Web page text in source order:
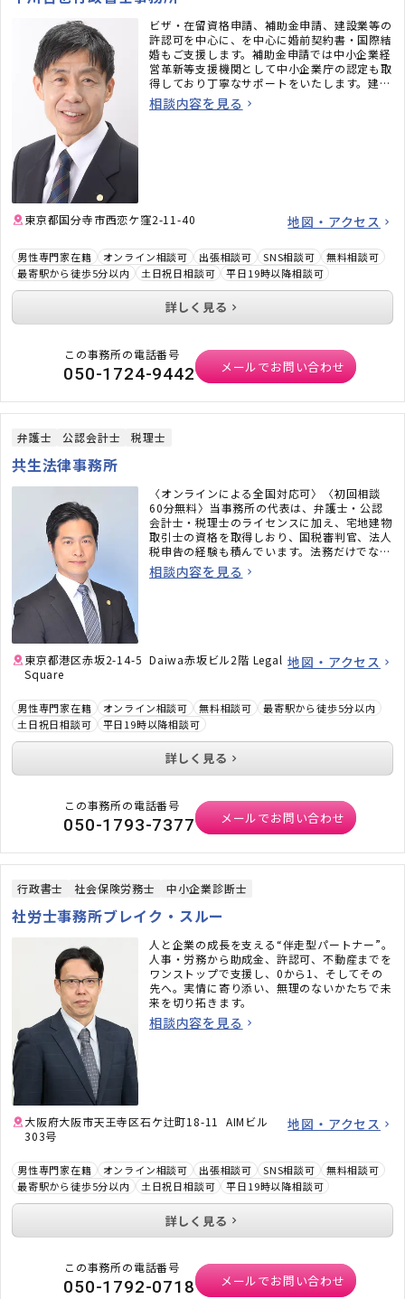
ビザ・在留資格申請、補助金申請、建設業等の
許認可を中心に、を中心に婚前契約書・国際結
婚もご支援します。補助金申請では中小企業経
営革新等支援機関として中小企業庁の認定も取
得しており丁寧なサポートをいたします。建設
業・産廃運送業等の許認可申請支援も扱ってお
ります。
相談内容を見る
東京都国分寺市西恋ケ窪2-11-40 地図・アクセス
男性専門家在籍 オンライン相談可 出張相談可 SNS相談可
無料相談可
最寄駅から徒歩5分以内
土日祝日相談可 平日19時以降相談可
詳しく見る
この事務所の電話番号
050-1724-9442 メールでお問い合わせ
弁護士 公認会計士 税理士
共生法律事務所
〈オンラインによる全国対応可〉〈初回相談
60分無料〉当事務所の代表は、弁護士・公認
会計士・税理士のライセンスに加え、宅地建物
取引士の資格を取得しおり、国税審判官、法人
税申告の経験も積んでいます。法務だけでな
く、税務のことまで考えた包括的なサポートを
ご提供いたします。不動産・相続でお困りの
相談内容を見る
東京都港区赤坂2-14-5 Daiwa赤坂ビル2階 Legal
Square
地図・アクセス
男性専門家在籍 オンライン相談可 無料相談可
最寄駅から徒歩5分以内
土日祝日相談可
平日19時以降相談可
詳しく見る
この事務所の電話番号
050-1793-7377 メールでお問い合わせ
行政書士 社会保険労務士 中小企業診断士
社労士事務所ブレイク・スルー
人と企業の成長を支える“伴走型パートナー”。
人事・労務から助成金、許認可、不動産までを
ワンストップで支援し、0から1、そしてその
先へ。実情に寄り添い、無理のないかたちで未
来を切り拓きます。
相談内容を見る
大阪府大阪市天王寺区石ケ辻町18-11 AIMビル
303号
地図・アクセス
男性専門家在籍 オンライン相談可 出張相談可 SNS相談可
無料相談可
最寄駅から徒歩5分以内
土日祝日相談可 平日19時以降相談可
詳しく見る
この事務所の電話番号
050-1792-0718 メールでお問い合わせ